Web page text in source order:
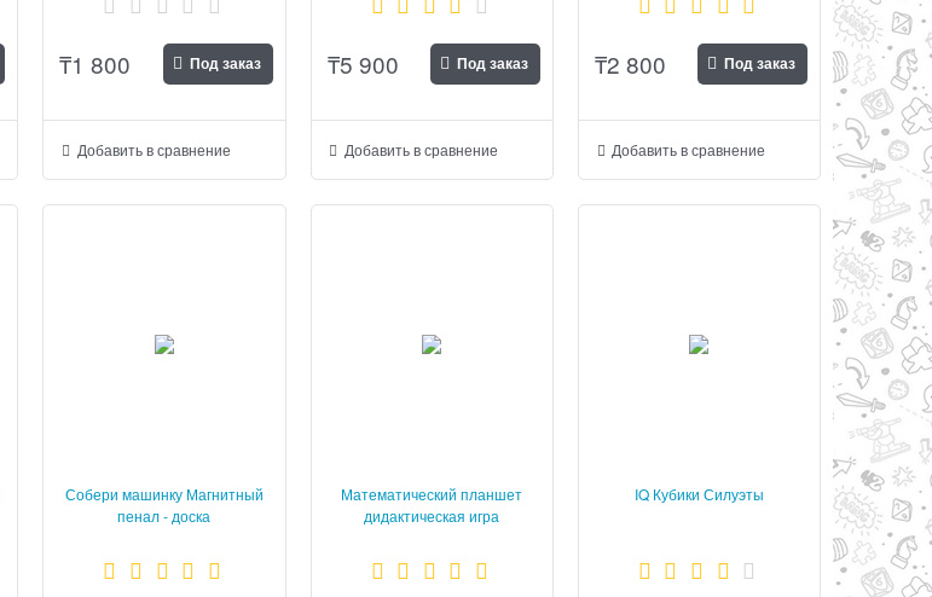
₸1 800 Под заказ
Добавить в сравнение
₸5 900 Под заказ
Добавить в сравнение
₸2 800 Под заказ
Добавить в сравнение
Собери машинку Магнитный
пенал - доска
Математический планшет
дидактическая игра
IQ Кубики Силуэты